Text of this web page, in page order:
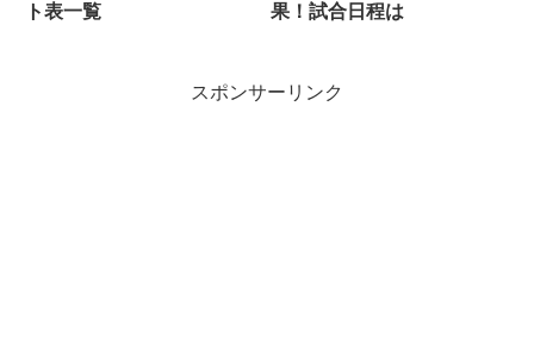
ト表一覧
果！試合日程は
スポンサーリンク